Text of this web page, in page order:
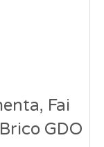
Fai
GDO